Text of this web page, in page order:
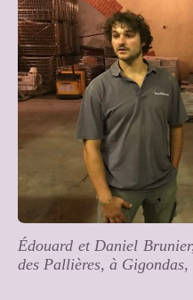
Édouard et Daniel
des Pallières, à Gigondas,